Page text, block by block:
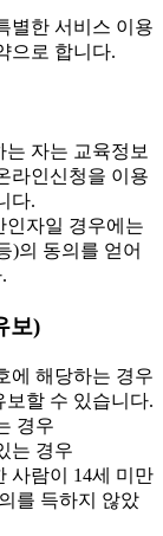
별한 서비스 이용
으로 합니다.
자는 교육정보
라인신청을 이용
다.
자일 경우에는
)의 동의를 얻어
보)
에 해당하는 경우
보할 수 있습니다.
경우
는 경우
사람이 14세 미만
를 득하지 않았